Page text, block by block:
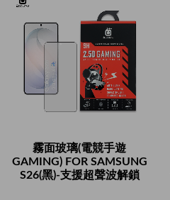
霧面玻璃(電競手遊
GAMING) FOR SAMSUNG
S26(黑)-支援超聲波解鎖